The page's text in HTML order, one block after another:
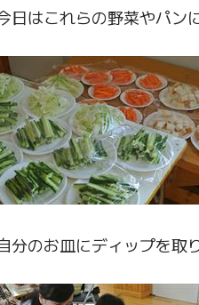
日はこれらの野菜やパン
分のお皿にディップを取